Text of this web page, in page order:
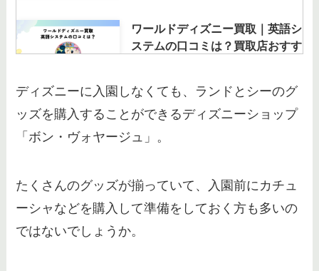
ワールドディズニー買取｜英語シ
ステムの口コミは？買取店おすす
ディズニー【カリブの海賊】レス
トランの予約方法やメニューを一
ディズニーのセル画買取｜おすす
オフ・ディズニーファンも調査
ディズニーに入園しなくても、ランドとシーのグ
ッズを購入することができるディズニーショップ
「ボン・ヴォヤージュ」。
たくさんのグッズが揃っていて、入園前にカチュ
ーシャなどを購入して準備をしておく方も多いの
ではないでしょうか。